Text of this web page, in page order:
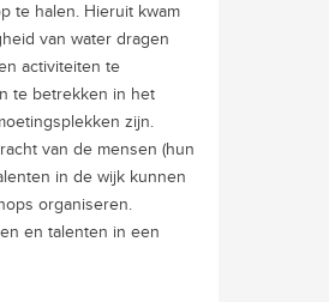
te halen. Hieruit kwam
van water dragen
activiteiten te
te betrekken in het
zijn.
van de mensen (hun
in de wijk kunnen
organiseren.
en talenten in een